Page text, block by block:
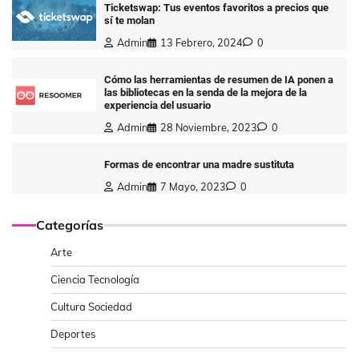
Ticketswap: Tus eventos favoritos a precios que
sí te molan
Admin 13 Febrero, 2024 0
Cómo las herramientas de resumen de IA ponen a
las bibliotecas en la senda de la mejora de la
experiencia del usuario
Admin 28 Noviembre, 2023 0
Formas de encontrar una madre sustituta
Admin 7 Mayo, 2023 0
Categorías
Arte
Ciencia Tecnología
Cultura Sociedad
Deportes